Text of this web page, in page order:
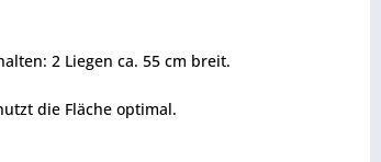
2 Liegen ca. 55 cm breit.
die Fläche optimal.